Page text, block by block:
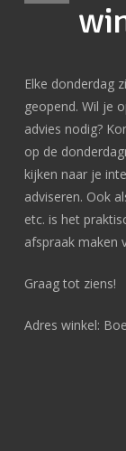
Elke donderdag
geopend. Wil je
advies nodig?
op de
kijken naar je
adviseren. Ook
etc. is het
afspraak maken
Graag tot ziens!
Adres winkel: